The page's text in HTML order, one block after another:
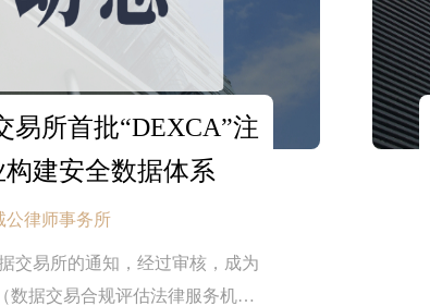
易所首批“DEXCA”注
建安全数据体系
公律师事务所
交易所的通知，经过审核，成为
数据交易合规评估法律服务机构